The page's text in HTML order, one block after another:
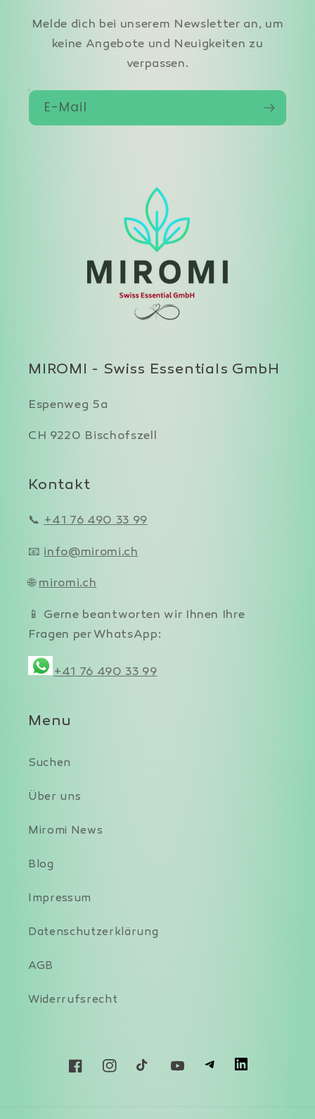
Melde dich bei unserem Newsletter an, um
keine Angebote und Neuigkeiten zu
verpassen.
E-Mail
MIROMI - Swiss Essentials GmbH
Espenweg 5a
CH 9220 Bischofszell
Kontakt
📞+41 76 490 33 99
📧 info@miromi.ch
🌐miromi.ch
📱 Gerne beantworten wir Ihnen Ihre
Fragen per WhatsApp:
+41 76 490 33 99
Menu
Suchen
Über uns
Miromi News
Blog
Impressum
Datenschutzerklärung
AGB
Widerrufsrecht
FacebookInstagramTikTokYouTube L